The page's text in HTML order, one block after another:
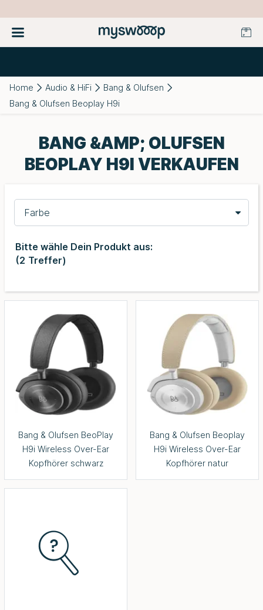
Home Audio & HiFi
Bang & Olufsen
Bang & Olufsen Beoplay H9i
BANG &AMP; OLUFSEN
BEOPLAY H9I VERKAUFEN
Farbe
Bitte wähle Dein Produkt aus:
(2 Treffer)
Bang & Olufsen BeoPlay
H9i Wireless Over-Ear
Kopfhörer schwarz
Bang & Olufsen Beoplay
H9i Wireless Over-Ear
Kopfhörer natur